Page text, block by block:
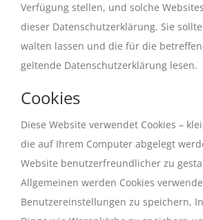
Verfügung stellen, und solche
dieser Datenschutzerklärung. Sie
walten lassen und die für die
geltende Datenschutzerklärung lesen.
Cookies
Diese Website verwendet Cookies –
die auf Ihrem Computer abgelegt
Website benutzerfreundlicher zu
Allgemeinen werden Cookies
Benutzereinstellungen zu speichern,